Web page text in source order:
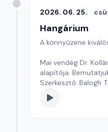
2026. 06. 25.
Hangárium
A könnyűzene
Mai vendég Dr.
alapítója.
Szerkesztő: Balogh